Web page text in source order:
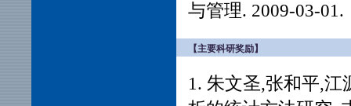
与管理. 2009-03-01.
【主要科研奖励】
1. 朱文圣,张和平,